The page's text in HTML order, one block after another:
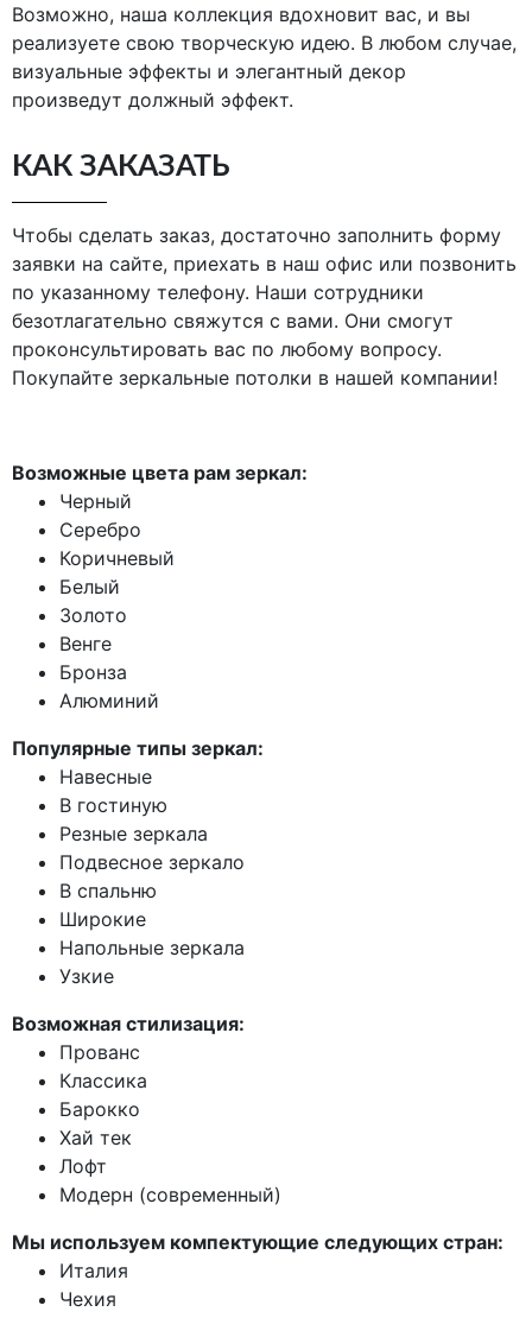
Возможно, наша коллекция вдохновит вас, и вы
реализуете свою творческую идею. В любом случае,
визуальные эффекты и элегантный декор
произведут должный эффект.
КАК ЗАКАЗАТЬ
Чтобы сделать заказ, достаточно заполнить форму
заявки на сайте, приехать в наш офис или позвонить
по указанному телефону. Наши сотрудники
безотлагательно свяжутся с вами. Они смогут
проконсультировать вас по любому вопросу.
Покупайте зеркальные потолки в нашей компании!
Возможные цвета рам зеркал:
Черный
Серебро
Коричневый
Белый
Золото
Венге
Бронза
Алюминий
Популярные типы зеркал:
Навесные
В гостиную
Резные зеркала
Подвесное зеркало
В спальню
Широкие
Напольные зеркала
Узкие
Возможная стилизация:
Прованс
Классика
Барокко
Хай тек
Лофт
Модерн (современный)
Мы используем компектующие следующих стран:
Италия
Чехия